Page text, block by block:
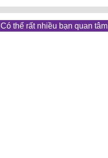
Có thể rất nhiều bạn quan tâm